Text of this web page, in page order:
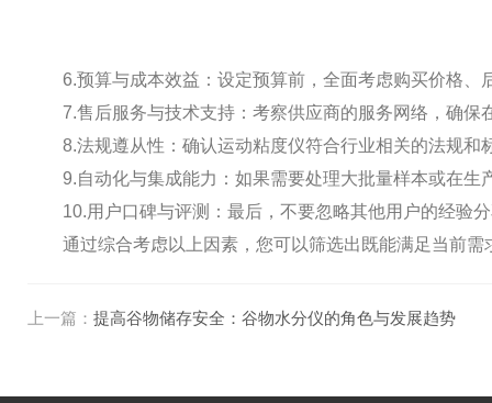
6.预算与成本效益：设定预算前，全面考虑购买价格、
7.售后服务与技术支持：考察供应商的服务网络，确保
8.法规遵从性：确认运动粘度仪符合行业相关的法规和
9.自动化与集成能力：如果需要处理大批量样本或在生
10.用户口碑与评测：最后，不要忽略其他用户的经验分
通过综合考虑以上因素，您可以筛选出既能满足当前需
上一篇： 提高谷物储存安全：谷物水分仪的角色与发展趋势